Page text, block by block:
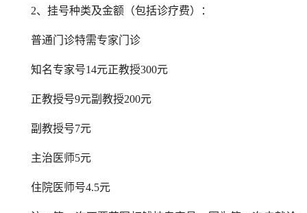
2、挂号种类及金额（包括诊疗费）：
普通门诊特需专家门诊
知名专家号14元正教授300元
正教授号9元副教授200元
副教授号7元
主治医师5元
住院医师号4.5元